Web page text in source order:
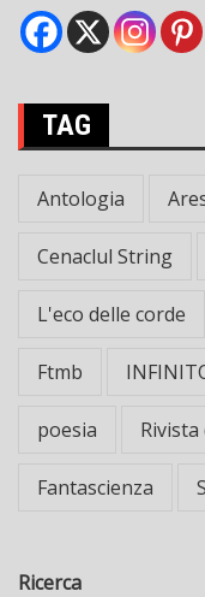
TAG
Antologia
Cenaclul String
L'eco delle corde
Ftmb
poesia
Fantascienza
Ricerca